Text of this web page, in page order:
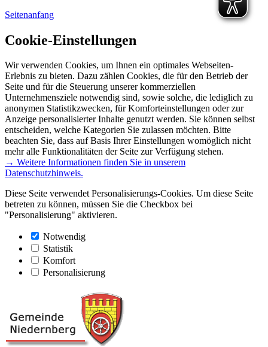
Seitenanfang
Cookie-Einstellungen
Wir verwenden Cookies, um Ihnen ein optimales Webseiten-
Erlebnis zu bieten. Dazu zählen Cookies, die für den Betrieb der
Seite und für die Steuerung unserer kommerziellen
Unternehmensziele notwendig sind, sowie solche, die lediglich zu
anonymen Statistikzwecken, für Komforteinstellungen oder zur
Anzeige personalisierter Inhalte genutzt werden. Sie können selbst
entscheiden, welche Kategorien Sie zulassen möchten. Bitte
beachten Sie, dass auf Basis Ihrer Einstellungen womöglich nicht
mehr alle Funktionalitäten der Seite zur Verfügung stehen.
→ Weitere Informationen finden Sie in unserem
Datenschutzhinweis.
Diese Seite verwendet Personalisierungs-Cookies. Um diese Seite
betreten zu können, müssen Sie die Checkbox bei
"Personalisierung" aktivieren.
Notwendig
Statistik
Komfort
Personalisierung